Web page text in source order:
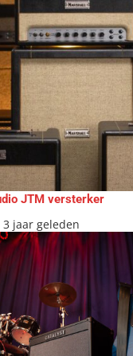
JTM versterker
3 jaar geleden